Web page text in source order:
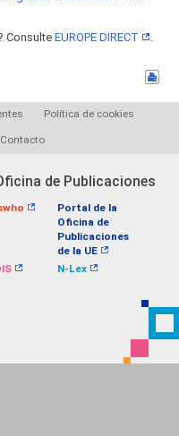
Consulte EUROPE DIRECT .
Política de cookies
Contacto
de Publicaciones
Portal de la
Oficina de
Publicaciones
de la UE
N-Lex